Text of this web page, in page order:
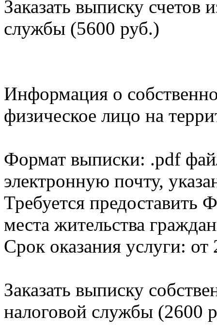
Заказать выписку счетов
службы (5600 руб.)
Информация о
физическое лицо на
Формат выписки: .pdf
электронную почту,
Требуется
места жительства
Срок оказания услуги: от
Заказать выписку
налоговой службы (2600